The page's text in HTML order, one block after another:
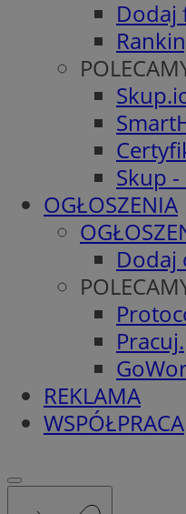
Dodaj
Skup
OGŁOSZENIA
Dodaj
REKLAMA
WSPÓŁPRACA